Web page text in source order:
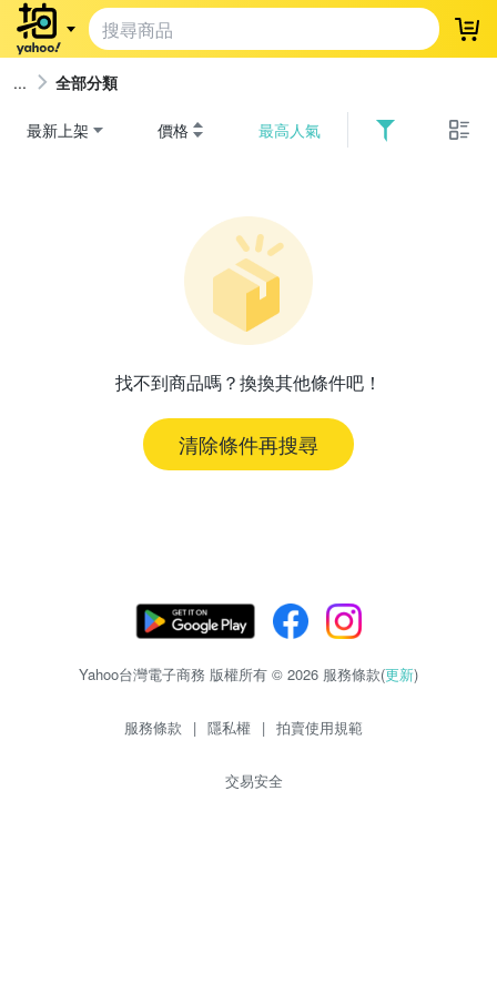
登
全部分類
最新上架 價格 最高人氣
找不到商品嗎？換換其他條件吧！
清除條件再搜尋
Yahoo台灣電子商務 版權所有 © 2026 服務條款(更新)
服務條款 | 隱私權 | 拍賣使用規範
交易安全